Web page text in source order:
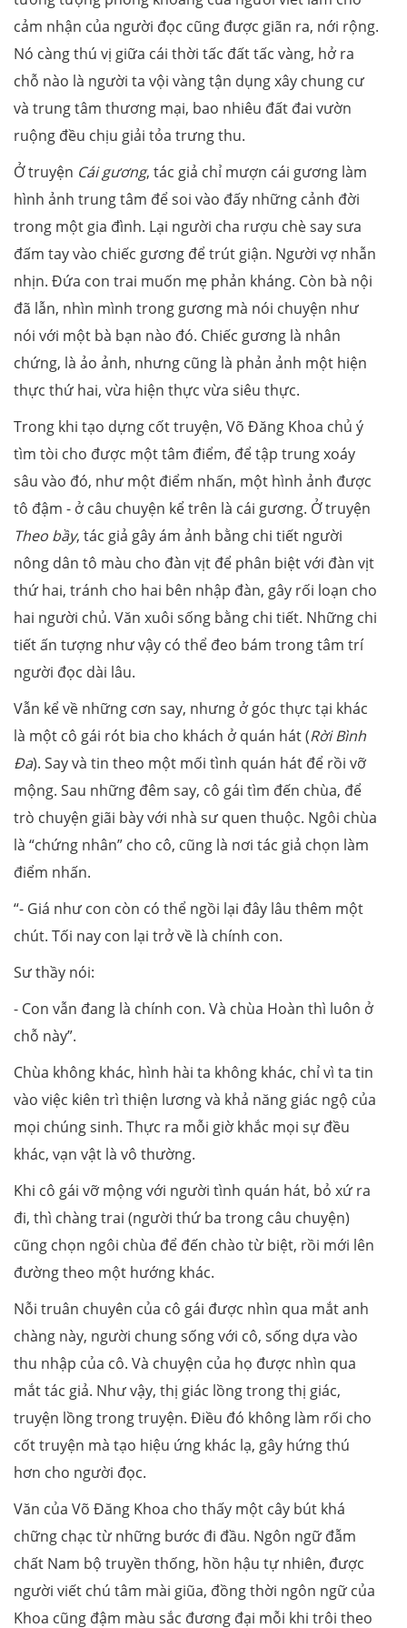
cảm nhận của người đọc cũng được giãn ra, nới rộng.
Nó càng thú vị giữa cái thời tấc đất tấc vàng, hở ra
chỗ nào là người ta vội vàng tận dụng xây chung cư
và trung tâm thương mại, bao nhiêu đất đai vườn
ruộng đều chịu giải tỏa trưng thu.
Ở truyện Cái gương, tác giả chỉ mượn cái gương làm
hình ảnh trung tâm để soi vào đấy những cảnh đời
trong một gia đình. Lại người cha rượu chè say sưa
đấm tay vào chiếc gương để trút giận. Người vợ nhẫn
nhịn. Đứa con trai muốn mẹ phản kháng. Còn bà nội
đã lẫn, nhìn mình trong gương mà nói chuyện như
nói với một bà bạn nào đó. Chiếc gương là nhân
chứng, là ảo ảnh, nhưng cũng là phản ảnh một hiện
thực thứ hai, vừa hiện thực vừa siêu thực.
Trong khi tạo dựng cốt truyện, Võ Đăng Khoa chủ ý
tìm tòi cho được một tâm điểm, để tập trung xoáy
sâu vào đó, như một điểm nhấn, một hình ảnh được
tô đậm - ở câu chuyện kể trên là cái gương. Ở truyện
Theo bầy, tác giả gây ám ảnh bằng chi tiết người
nông dân tô màu cho đàn vịt để phân biệt với đàn vịt
thứ hai, tránh cho hai bên nhập đàn, gây rối loạn cho
hai người chủ. Văn xuôi sống bằng chi tiết. Những chi
tiết ấn tượng như vậy có thể đeo bám trong tâm trí
người đọc dài lâu.
Vẫn kể về những cơn say, nhưng ở góc thực tại khác
là một cô gái rót bia cho khách ở quán hát (Rời Bình
Đa). Say và tin theo một mối tình quán hát để rồi vỡ
mộng. Sau những đêm say, cô gái tìm đến chùa, để
trò chuyện giãi bày với nhà sư quen thuộc. Ngôi chùa
là “chứng nhân” cho cô, cũng là nơi tác giả chọn làm
điểm nhấn.
“- Giá như con còn có thể ngồi lại đây lâu thêm một
chút. Tối nay con lại trở về là chính con.
Sư thầy nói:
- Con vẫn đang là chính con. Và chùa Hoàn thì luôn ở
chỗ này”.
Chùa không khác, hình hài ta không khác, chỉ vì ta tin
vào việc kiên trì thiện lương và khả năng giác ngộ của
mọi chúng sinh. Thực ra mỗi giờ khắc mọi sự đều
khác, vạn vật là vô thường.
Khi cô gái vỡ mộng với người tình quán hát, bỏ xứ ra
đi, thì chàng trai (người thứ ba trong câu chuyện)
cũng chọn ngôi chùa để đến chào từ biệt, rồi mới lên
đường theo một hướng khác.
Nỗi truân chuyên của cô gái được nhìn qua mắt anh
chàng này, người chung sống với cô, sống dựa vào
thu nhập của cô. Và chuyện của họ được nhìn qua
mắt tác giả. Như vậy, thị giác lồng trong thị giác,
truyện lồng trong truyện. Điều đó không làm rối cho
cốt truyện mà tạo hiệu ứng khác lạ, gây hứng thú
hơn cho người đọc.
Văn của Võ Đăng Khoa cho thấy một cây bút khá
chững chạc từ những bước đi đầu. Ngôn ngữ đẫm
chất Nam bộ truyền thống, hồn hậu tự nhiên, được
người viết chú tâm mài giũa, đồng thời ngôn ngữ của
Khoa cũng đậm màu sắc đương đại mỗi khi trôi theo